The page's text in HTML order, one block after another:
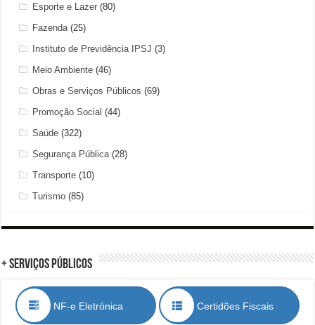
Esporte e Lazer (80)
Fazenda (25)
Instituto de Previdência IPSJ (3)
Meio Ambiente (46)
Obras e Serviços Públicos (69)
Promoção Social (44)
Saúde (322)
Segurança Pública (28)
Transporte (10)
Turismo (85)
+ Serviços Públicos
NF-e Eletrónica Certidões Fiscais